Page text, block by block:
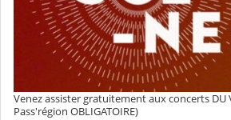
Venez assister gratuitement aux concerts DU
Pass'région OBLIGATOIRE)